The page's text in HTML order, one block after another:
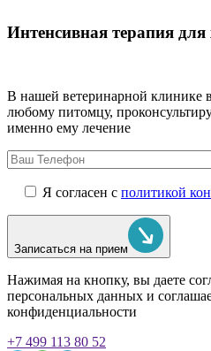
Интенсивная терапия
В нашей ветеринарной клинике
любому питомцу,
именно ему лечение
Я согласен с политикой
Записаться на прием
Нажимая на кнопку, вы даете
персональных данных и
конфиденциальности
+7 499 113 80 52